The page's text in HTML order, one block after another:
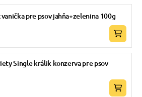
pre psov jahňa+zelenina 100g
Single králik konzerva pre psov